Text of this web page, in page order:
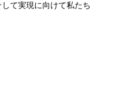
て実現に向けて私たち